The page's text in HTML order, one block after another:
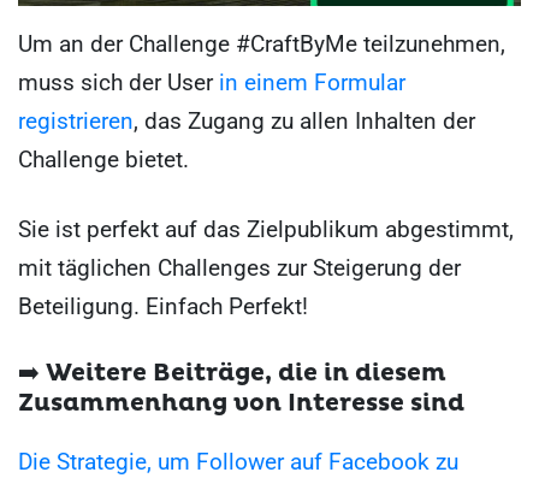
Um an der Challenge #CraftByMe teilzunehmen,
muss sich der Userin einem Formular
registrieren, das Zugang zu allen Inhalten der
Challenge bietet.
Sie ist perfekt auf das Zielpublikum abgestimmt,
mit täglichen Challenges zur Steigerung der
Beteiligung. Einfach Perfekt!
➡️ Weitere Beiträge, die in diesem
Zusammenhang von Interesse sind
Die Strategie, um Follower auf Facebook zu